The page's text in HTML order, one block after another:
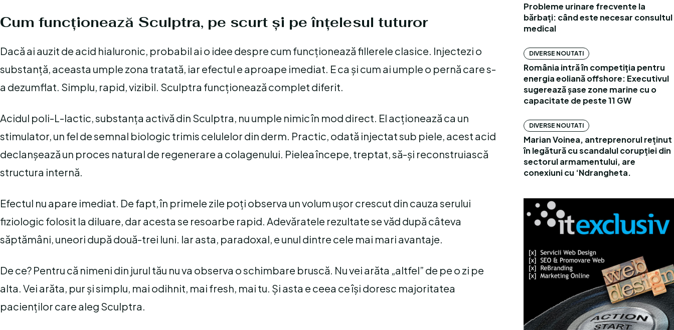
Cum funcționează Sculptra, pe scurt și pe înțelesul tuturor
Dacă ai auzit de acid hialuronic, probabil ai o idee despre cum funcționează fillerele clasice. Injectezi o
substanță, aceasta umple zona tratată, iar efectul e aproape imediat. E ca și cum ai umple o pernă care s-
a dezumflat. Simplu, rapid, vizibil. Sculptra funcționează complet diferit.
Acidul poli-L-lactic, substanța activă din Sculptra, nu umple nimic în mod direct. El acționează ca un
stimulator, un fel de semnal biologic trimis celulelor din derm. Practic, odată injectat sub piele, acest acid
declanșează un proces natural de regenerare a colagenului. Pielea începe, treptat, să-și reconstruiască
structura internă.
Efectul nu apare imediat. De fapt, în primele zile poți observa un volum ușor crescut din cauza serului
fiziologic folosit la diluare, dar acesta se resoarbe rapid. Adevăratele rezultate se văd după câteva
săptămâni, uneori după două-trei luni. Iar asta, paradoxal, e unul dintre cele mai mari avantaje.
De ce? Pentru că nimeni din jurul tău nu va observa o schimbare bruscă. Nu vei arăta „altfel” de pe o zi pe
alta. Vei arăta, pur și simplu, mai odihnit, mai fresh, mai tu. Și asta e ceea ce își doresc majoritatea
pacienților care aleg Sculptra.
Probleme urinare frecvente la
bărbați: când este necesar consultul
medical
DIVERSE NOUTATI
România intră în competiția pentru
energia eoliană offshore: Executivul
sugerează șase zone marine cu o
capacitate de peste 11 GW
DIVERSE NOUTATI
Marian Voinea, antreprenorul reținut
în legătură cu scandalul corupției din
sectorul armamentului, are
conexiuni cu ‘Ndrangheta.